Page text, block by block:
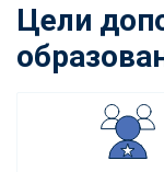
Цели